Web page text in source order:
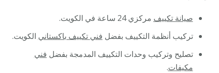
صيانة تكييف مركزي 24 ساعة في الكويت.
تركيب أنظمة التكييف بفضل فني تكييف باكستاني الكويت.
تصليح وتركيب وحدات التكييف المدمجة بفضل فني
مكيفات.